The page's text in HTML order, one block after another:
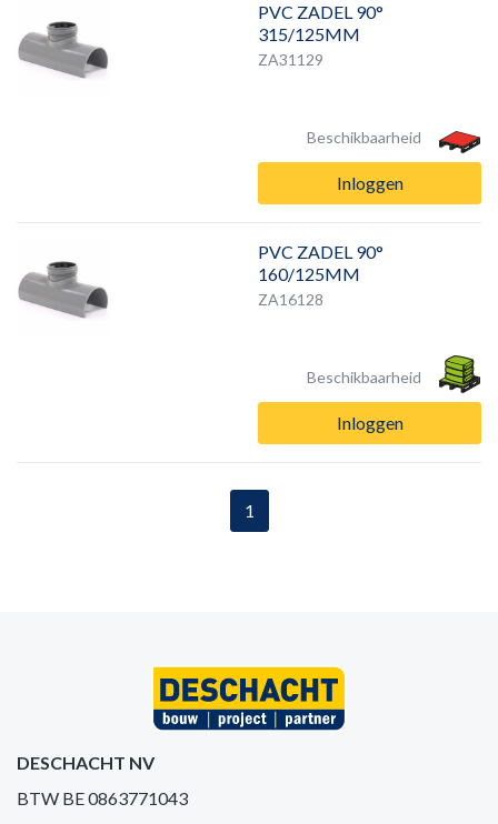
PVC ZADEL 90°
315/125MM
ZA31129
Beschikbaarheid
Inloggen
PVC ZADEL 90°
160/125MM
ZA16128
Beschikbaarheid
Inloggen
1
DESCHACHT NV
BTW BE 0863771043